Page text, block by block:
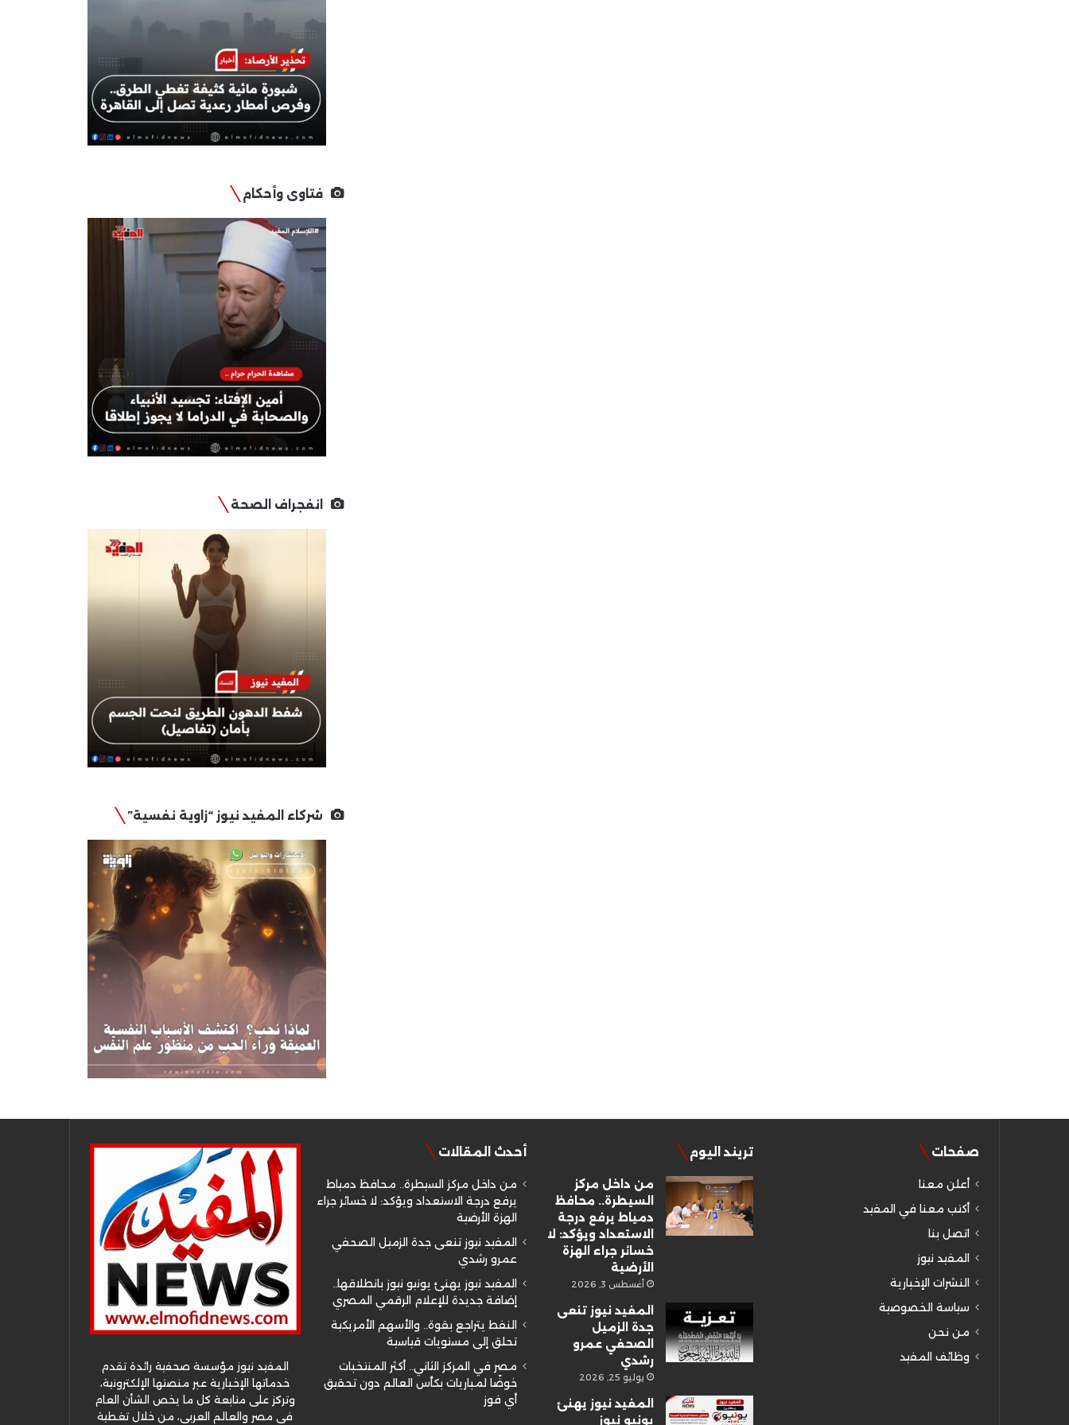
فتاوى وأحكام
انفجراف الصحة
شركاء المفيد نيوز “زاوية نفسية”
صفحات
أعلن معنا
أكتب معنا في المفيد
اتصل بنا
المفيد نيوز
النشرات الإخبارية
سياسة الخصوصية
من نحن
وظائف المفيد
تريند اليوم
من داخل مركز
السيطرة.. محافظ
دمياط يرفع درجة
الاستعداد ويؤكد: لا
خسائر جراء الهزة
الأرضية
أغسطس 3, 2026
المفيد نيوز تنعى
جدة الزميل
الصحفي عمرو
رشدي
يوليو 25, 2026
المفيد نيوز يهنئ
يونيو نيوز
أحدث المقالات
من داخل مركز السيطرة.. محافظ دمياط
يرفع درجة الاستعداد ويؤكد: لا خسائر جراء
الهزة الأرضية
المفيد نيوز تنعى جدة الزميل الصحفي
عمرو رشدي
المفيد نيوز يهنئ يونيو نيوز بانطلاقها..
إضافة جديدة للإعلام الرقمي المصري
النفط يتراجع بقوة.. والأسهم الأمريكية
تحلق إلى مستويات قياسية
مصر في المركز الثاني.. أكثر المنتخبات
خوضًا لمباريات بكأس العالم دون تحقيق
أي فوز
المفيد نيوز مؤسسة صحفية رائدة تقدم
خدماتها الإخبارية عبر منصتها الإلكترونية،
وتركز على متابعة كل ما يخص الشأن العام
في مصر والعالم العربي، من خلال تغطية